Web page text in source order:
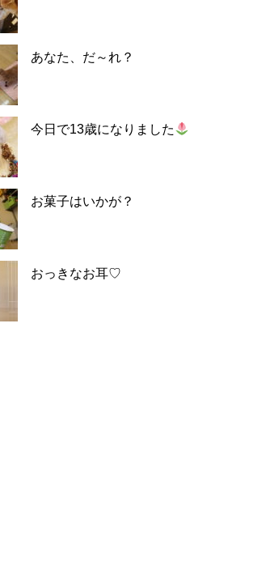
あなた、だ～れ？
今日で13歳になりました
お菓子はいかが？
おっきなお耳♡